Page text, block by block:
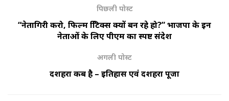
पिछली पोस्ट
“नेतागिरी करो, फिल्म क्रिटिक्स क्यों बन रहे हो?” भाजपा के इन
नेताओं के लिए पीएम का स्पष्ट संदेश
अगली पोस्ट
दशहरा कब है – इतिहास एवं दशहरा पूजा